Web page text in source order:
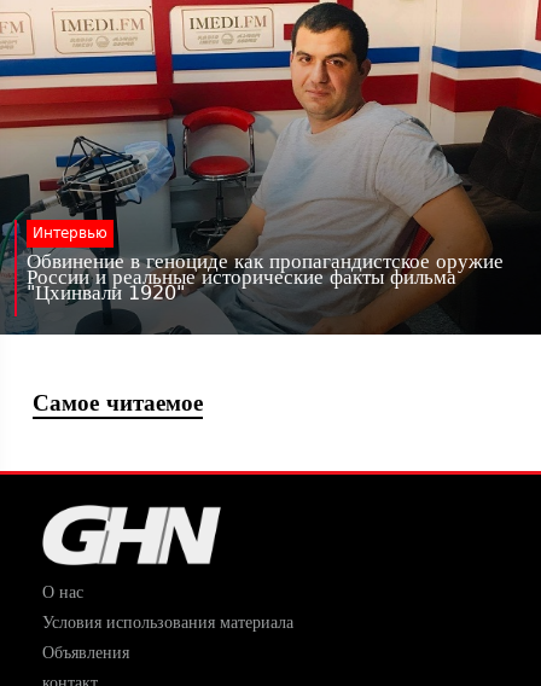
Интервью
Обвинение в геноциде как пропагандистское оружие
России и реальные исторические факты фильма
"Цхинвали 1920"
Самое читаемое
О нас
Условия использования материала
Объявления